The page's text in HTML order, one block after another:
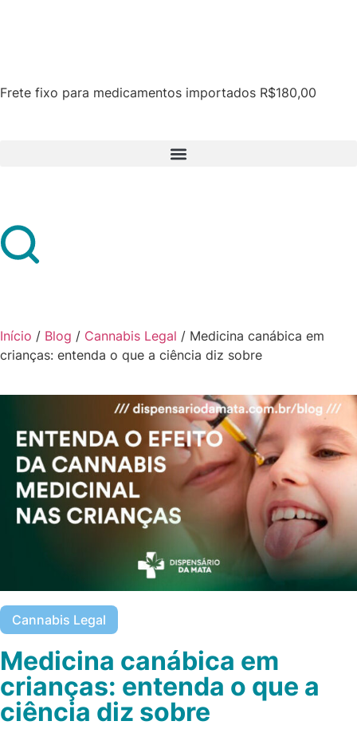
Frete fixo para medicamentos importados R$180,00
Início / Blog / Cannabis Legal / Medicina canábica em
crianças: entenda o que a ciência diz sobre
Cannabis Legal
Medicina canábica em
crianças: entenda o que a
ciência diz sobre